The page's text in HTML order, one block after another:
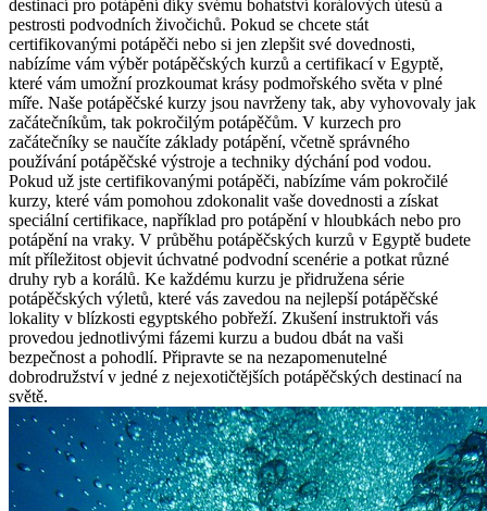
destinací pro potápění díky svému bohatství korálových útesů a
pestrosti podvodních živočichů. Pokud se chcete stát
certifikovanými potápěči nebo si jen zlepšit své dovednosti,
nabízíme vám výběr potápěčských kurzů a certifikací v Egyptě,
které vám umožní prozkoumat krásy podmořského světa v plné
míře. Naše potápěčské kurzy jsou navrženy tak, aby vyhovovaly jak
začátečníkům, tak pokročilým potápěčům. V kurzech pro
začátečníky se naučíte základy potápění, včetně správného
používání potápěčské výstroje a techniky dýchání pod vodou.
Pokud už jste certifikovanými potápěči, nabízíme vám pokročilé
kurzy, které vám pomohou zdokonalit vaše dovednosti a získat
speciální certifikace, například pro potápění v hloubkách nebo pro
potápění na vraky. V průběhu potápěčských kurzů v Egyptě budete
mít příležitost objevit úchvatné podvodní scenérie a potkat různé
druhy ryb a korálů. Ke každému kurzu je přidružena série
potápěčských výletů, které vás zavedou na nejlepší potápěčské
lokality v blízkosti egyptského pobřeží. Zkušení instruktoři vás
provedou jednotlivými fázemi kurzu a budou dbát na vaši
bezpečnost a pohodlí. Připravte se na nezapomenutelné
dobrodružství v jedné z nejexotičtějších potápěčských destinací na
světě.